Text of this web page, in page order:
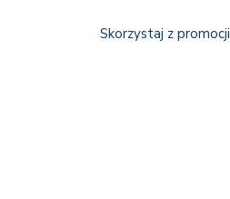
Skorzystaj z promocji